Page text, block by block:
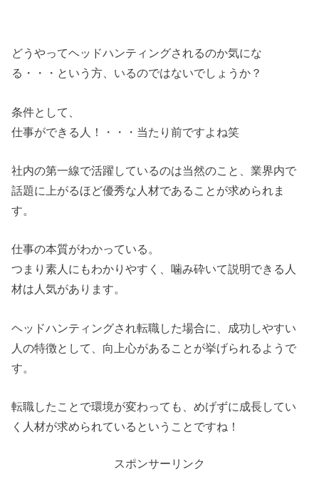
どうやってヘッドハンティングされるのか気にな
る・・・という方、いるのではないでしょうか？
条件として、
仕事ができる人！・・・当たり前ですよね笑
社内の第一線で活躍しているのは当然のこと、業界内で
話題に上がるほど優秀な人材であることが求められま
す。
仕事の本質がわかっている。
つまり素人にもわかりやすく、噛み砕いて説明できる人
材は人気があります。
ヘッドハンティングされ転職した場合に、成功しやすい
人の特徴として、向上心があることが挙げられるようで
す。
転職したことで環境が変わっても、めげずに成長してい
く人材が求められているということですね！
スポンサーリンク